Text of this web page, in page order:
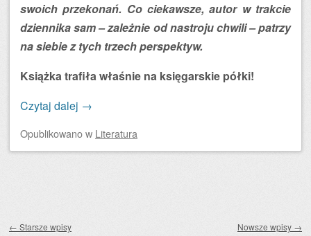
swoich przekonań. Co ciekawsze, autor w trakcie
dziennika sam – zależnie od nastroju chwili – patrzy
na siebie z tych trzech perspektyw.
Książka trafiła właśnie na księgarskie półki!
Czytaj dalej →
Opublikowanow Literatura
← Starsze wpisy Nowsze wpisy →